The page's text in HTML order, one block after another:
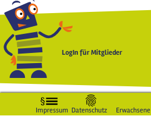
LogIn für Mitglieder
Impressum Datenschutz Erwachsene